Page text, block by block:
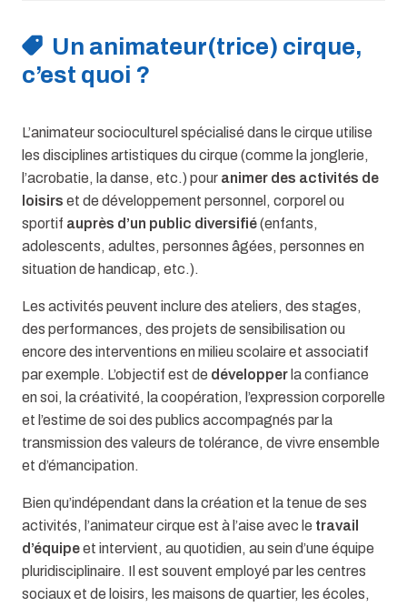
Un animateur(trice) cirque,
c’est quoi ?
L’animateur socioculturel spécialisé dans le cirque utilise
les disciplines artistiques du cirque (comme la jonglerie,
l’acrobatie, la danse, etc.) pour animer des activités de
loisirs et de développement personnel, corporel ou
sportif auprès d’un public diversifié(enfants,
adolescents, adultes, personnes âgées, personnes en
situation de handicap, etc.).
Les activités peuvent inclure des ateliers, des stages,
des performances, des projets de sensibilisation ou
encore des interventions en milieu scolaire et associatif
par exemple. L’objectif est de développer la confiance
en soi, la créativité, la coopération, l’expression corporelle
et l’estime de soi des publics accompagnés par la
transmission des valeurs de tolérance, de vivre ensemble
et d’émancipation.
Bien qu’indépendant dans la création et la tenue de ses
activités, l’animateur cirque est à l’aise avec le travail
d’équipeet intervient, au quotidien, au sein d’une équipe
pluridisciplinaire. Il est souvent employé par les centres
sociaux et de loisirs, les maisons de quartier, les écoles,